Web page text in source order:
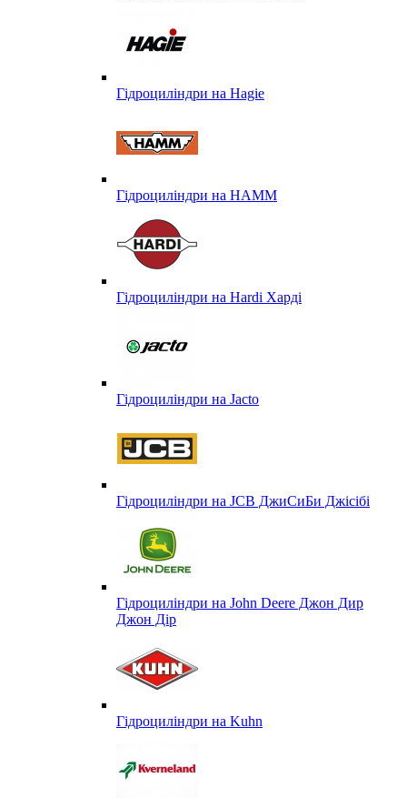
Гідроциліндри на Hagie
Гідроциліндри на HAMM
Гідроциліндри на Hardi Харді
Гідроциліндри на Jacto
Гідроциліндри на JCB ДжиСиБи Джісібі
Гідроциліндри на John Deere Джон Дир
Джон Дір
Гідроциліндри на Kuhn